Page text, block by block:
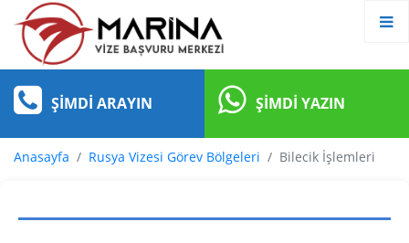
ŞIMDI ARAYIN ŞIMDI YAZIN
Anasayfa Rusya Vizesi Görev Bölgeleri Bilecik İşlemleri